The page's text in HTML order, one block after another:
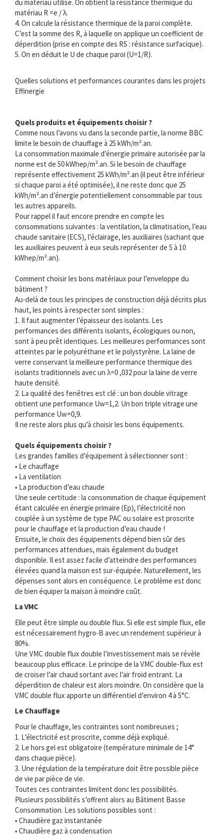
du matériau utilisé. On obtient la résistance thermique du
matériau R =e / λ.
4. On calcule la résistance thermique de la paroi complète.
C’est la somme des R, à laquelle on applique un coefficient de
déperdition (prise en compte des RS : résistance surfacique).
5. On en déduit le U de chaque paroi (U=1/R).
Quelles solutions et performances courantes dans les projets
Effinergie
Quels produits et équipements choisir ?
Comme nous l’avons vu dans la seconde partie, la norme BBC
limite le besoin de chauffage à 25 kWh/m².an.
La consommation maximale d’énergie primaire autorisée par la
norme est de 50 kWhep/m².an. Si le besoin de chauffage
représente effectivement 25 kWh/m².an (il peut être inférieur
si chaque paroi a été optimisée), il ne reste donc que 25
kWh/m².an d’énergie potentiellement consommable par tous
les autres appareils.
Pour rappel il faut encore prendre en compte les
consommations suivantes : la ventilation, la climatisation, l’eau
chaude sanitaire (ECS), l’éclairage, les auxiliaires (sachant que
les auxiliaires peuvent à eux seuls représenter de 5 à 10
kWhep/m².an).
Comment choisir les bons matériaux pour l’enveloppe du
bâtiment ?
Au-delà de tous les principes de construction déjà décrits plus
haut, les points à respecter sont simples :
1. Il faut augmenter l’épaisseur des isolants. Les
performances des différents isolants, écologiques ou non,
sont à peu prêt identiques. Les meilleures performances sont
atteintes par le polyuréthane et le polystyrène. La laine de
verre conservant la meilleure performance thermique des
isolants traditionnels avec un λ=0 ,032 pour la laine de verre
haute densité.
2. La qualité des fenêtres est clé : un bon double vitrage
obtient une performance Uw=1,2. Un bon triple vitrage une
performance Uw=0,9.
Il ne reste alors plus qu’à choisir les bons équipements.
Quels équipements choisir ?
Les grandes familles d’équipement à sélectionner sont :
• Le chauffage
• La ventilation
• La production d’eau chaude
Une seule certitude : la consommation de chaque équipement
étant calculée en énergie primaire (Ep), l’électricité non
couplée à un système de type PAC ou solaire est proscrite
pour le chauffage et la production d’eau chaude !
Ensuite, le choix des équipements dépend bien sûr des
performances attendues, mais également du budget
disponible. Il est assez facile d’atteindre des performances
élevées quand la maison est sur-équipée. Naturellement, les
dépenses sont alors en conséquence. Le problème est donc
de bien équiper la maison à moindre coût.
La VMC
Elle peut être simple ou double flux. Si elle est simple flux, elle
est nécessairement hygro-B avec un rendement supérieur à
80%.
Une VMC double flux double l’investissement mais se révèle
beaucoup plus efficace. Le principe de la VMC double-flux est
de croiser l’air chaud sortant avec l’air froid entrant. La
déperdition de chaleur est alors moindre. On considère que la
VMC double flux apporte un différentiel d’environ 4 à 5°C.
Le Chauffage
Pour le chauffage, les contraintes sont nombreuses ;
1. L’électricité est proscrite, comme déjà expliqué.
2. Le hors gel est obligatoire (température minimale de 14°
dans chaque pièce).
3. Une régulation de la température doit être possible pièce
de vie par pièce de vie.
Toutes ces contraintes limitent donc les possibilités.
Plusieurs possibilités s’offrent alors au Bâtiment Basse
Consommation. Les solutions possibles sont :
• Chaudière gaz instantanée
• Chaudière gaz à condensation